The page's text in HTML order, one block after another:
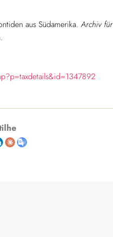
aus Südamerika. Archiv für